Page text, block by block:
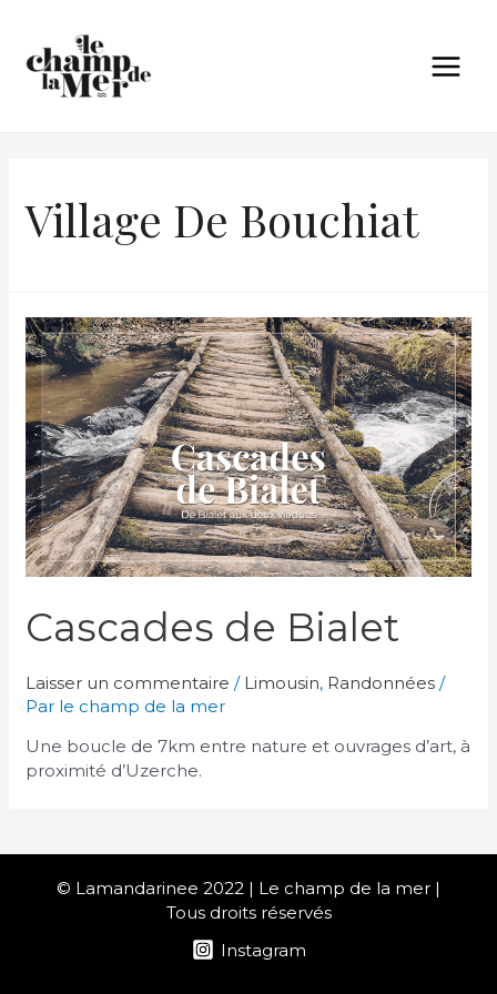
Village De Bouchiat
Cascades de Bialet
Laisser un commentaire / Limousin, Randonnées /
Par le champ de la mer
Une boucle de 7km entre nature et ouvrages d’art, à
proximité d’Uzerche.
© Lamandarinee 2022 | Le champ de la mer |
Tous droits réservés
Instagram